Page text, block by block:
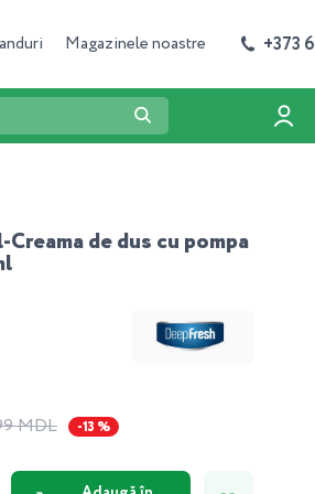
Magazinele noastre +373
de dus cu pompa
MDL -13 %